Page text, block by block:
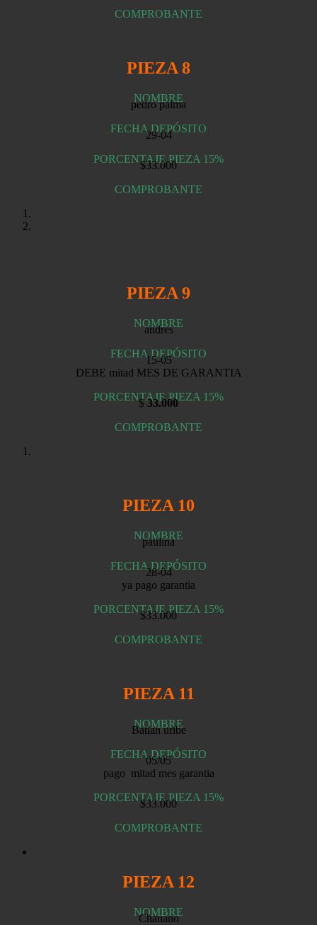
COMPROBANTE
PIEZA 8
NOMBRE
pedro palma
FECHA DEPÓSITO
29-04
PORCENTAJE PIEZA 15%
$33.000
COMPROBANTE
PIEZA 9
NOMBRE
andres
FECHA DEPÓSITO
15-05
DEBE mitad MES DE GARANTIA
PORCENTAJE PIEZA 15%
$33.000
COMPROBANTE
PIEZA 10
NOMBRE
paulina
FECHA DEPÓSITO
28-04
ya pago garantia
PORCENTAJE PIEZA 15%
$33.000
COMPROBANTE
PIEZA 11
NOMBRE
Batian uribe
FECHA DEPÓSITO
05/05
pago mitad mes garantia
PORCENTAJE PIEZA 15%
$33.000
COMPROBANTE
PIEZA 12
NOMBRE
Chanano